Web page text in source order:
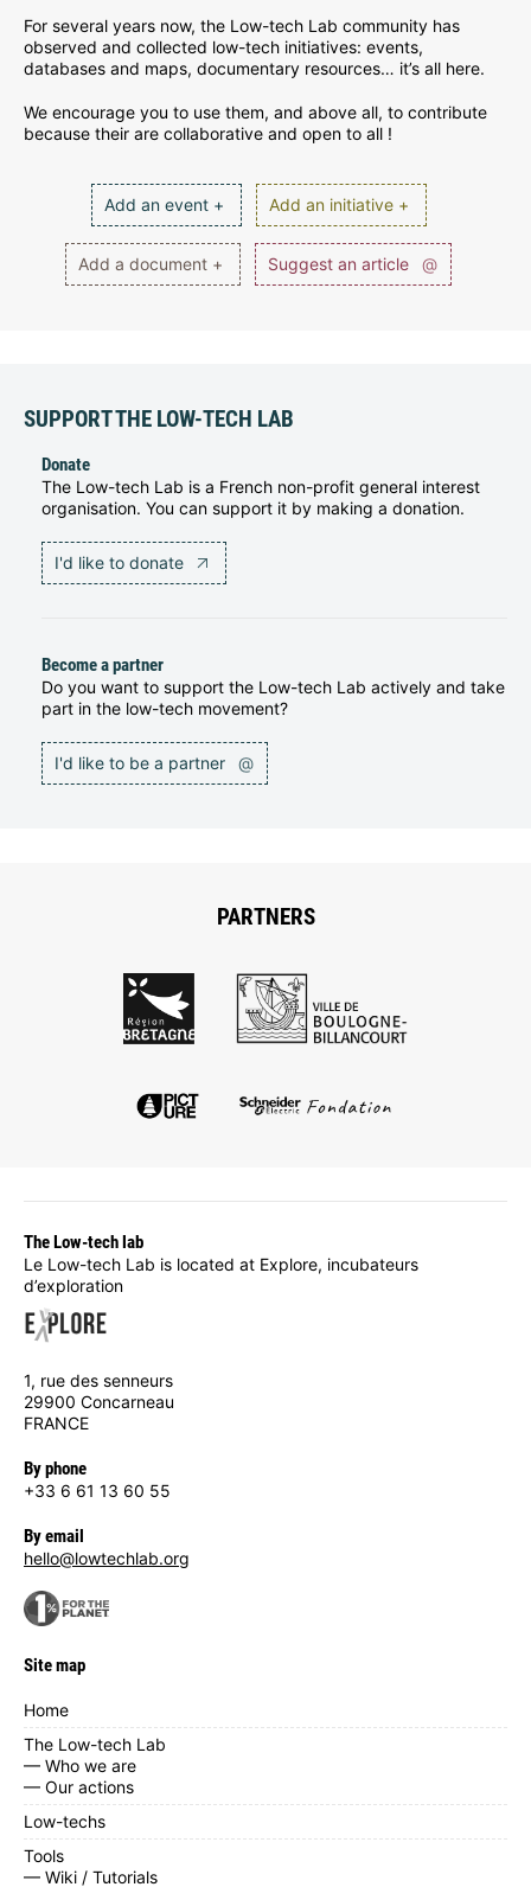
For several years now, the Low-tech Lab community has
observed and collected low-tech initiatives: events,
databases and maps, documentary resources… it’s all here.
We encourage you to use them, and above all, to contribute
because their are collaborative and open to all !
Add an event + Add an initiative +
Add a document + Suggest an article @
SUPPORT THE LOW-TECH LAB
Donate
The Low-tech Lab is a French non-profit general interest
organisation. You can support it by making a donation.
I'd like to donate
Become a partner
Do you want to support the Low-tech Lab actively and take
part in the low-tech movement?
I'd like to be a partner @
PARTNERS
The Low-tech lab
Le Low-tech Lab is located at Explore, incubateurs
d’exploration
1, rue des senneurs
29900 Concarneau
FRANCE
By phone
+33 6 61 13 60 55
By email
hello@lowtechlab.org
Site map
Home
The Low-tech Lab
— Who we are
— Our actions
Low-techs
Tools
— Wiki / Tutorials